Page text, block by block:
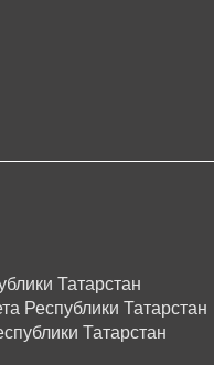
Татарстан
Республики Татарстан
Татарстан